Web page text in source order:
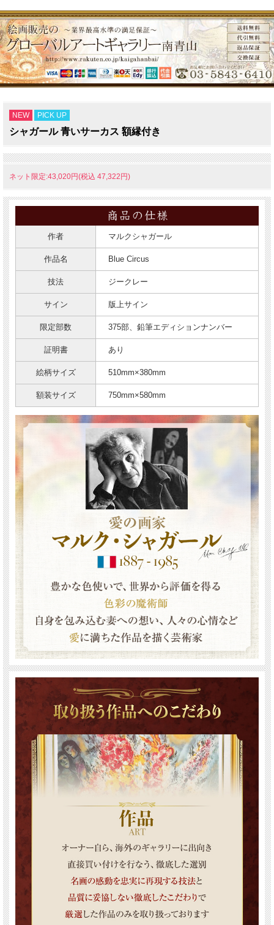
NEW PICK UP
シャガール 青いサーカス 額縁付き
ネット限定:43,020円(税込 47,322円)
作者 マルクシャガール
作品名 Blue Circus
技法 ジークレー
サイン 版上サイン
限定部数 375部、鉛筆エディションナンバー
証明書 あり
絵柄サイズ 510mm×380mm
額装サイズ 750mm×580mm